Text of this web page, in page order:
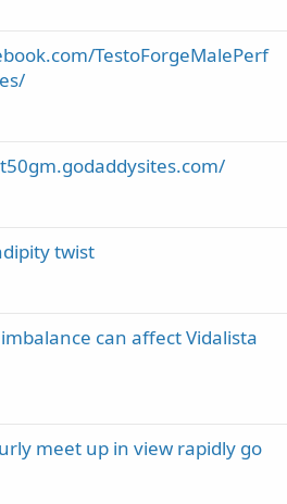
TestoForgeMalePerf
twist
can affect Vidalista
meet up in view rapidly go